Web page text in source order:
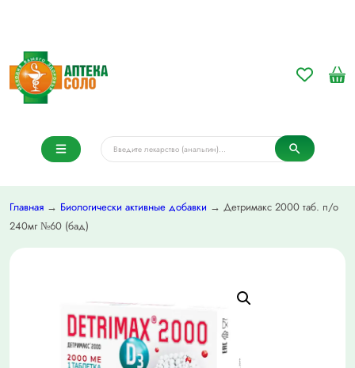
Главная → Биологически активные добавки → Детримакс 2000 таб. п/о
240мг №60 (бад)